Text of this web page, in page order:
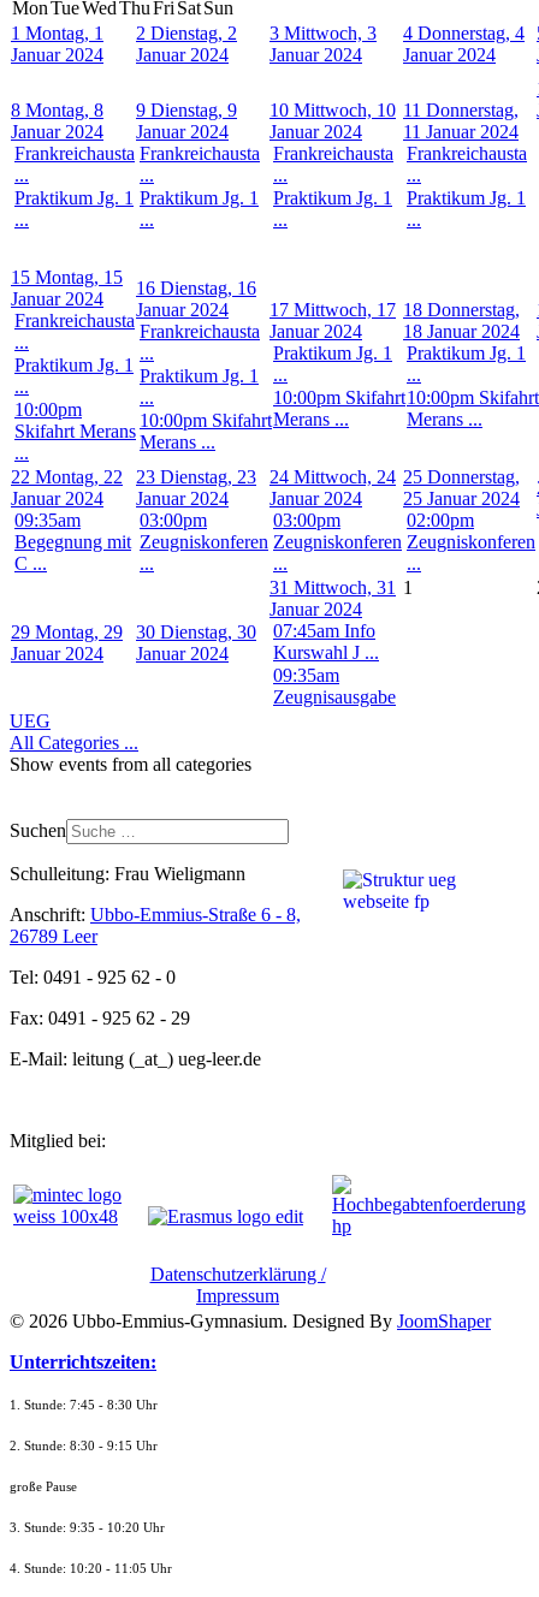
MonTueWedThuFri SatSun
1 Montag, 1
Januar 2024
2 Dienstag, 2
Januar 2024
3 Mittwoch, 3
Januar 2024
4 Donnerstag, 4
Januar 2024
8 Montag, 8
Januar 2024
Frankreichausta
...
Praktikum Jg. 1
...
9 Dienstag, 9
Januar 2024
Frankreichausta
...
Praktikum Jg. 1
...
10 Mittwoch, 10
Januar 2024
Frankreichausta
...
Praktikum Jg. 1
...
11 Donnerstag,
11 Januar 2024
Frankreichausta
...
Praktikum Jg. 1
...
15 Montag, 15
Januar 2024
Frankreichausta
...
Praktikum Jg. 1
...
10:00pm
Skifahrt Merans
...
16 Dienstag, 16
Januar 2024
Frankreichausta
...
Praktikum Jg. 1
...
10:00pm Skifahrt
Merans ...
17 Mittwoch, 17
Januar 2024
Praktikum Jg. 1
...
10:00pm Skifahrt
Merans ...
18 Donnerstag,
18 Januar 2024
Praktikum Jg. 1
...
10:00pm Skifahrt
Merans ...
22 Montag, 22
Januar 2024
09:35am
Begegnung mit
C ...
23 Dienstag, 23
Januar 2024
03:00pm
Zeugniskonferen
...
24 Mittwoch, 24
Januar 2024
03:00pm
Zeugniskonferen
...
25 Donnerstag,
25 Januar 2024
02:00pm
Zeugniskonferen
...
29 Montag, 29
Januar 2024
30 Dienstag, 30
Januar 2024
31 Mittwoch, 31
Januar 2024
07:45am Info
Kurswahl J ...
09:35am
Zeugnisausgabe
1
UEG
All Categories ...
Show events from all categories
Suchen
Schulleitung: Frau Wieligmann
Anschrift: Ubbo-Emmius-Straße 6 - 8,
26789 Leer
Tel: 0491 - 925 62 - 0
Fax: 0491 - 925 62 - 29
E-Mail: leitung (_at_) ueg-leer.de
Mitglied bei:
Datenschutzerklärung /
Impressum
© 2026 Ubbo-Emmius-Gymnasium. Designed By JoomShaper
Unterrichtszeiten:
1. Stunde: 7:45 - 8:30 Uhr
2. Stunde: 8:30 - 9:15 Uhr
große Pause
3. Stunde: 9:35 - 10:20 Uhr
4. Stunde: 10:20 - 11:05 Uhr